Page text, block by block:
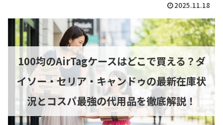
2025.11.18
100均のAirTagケースはどこで買える？ダ
イソー・セリア・キャンドゥの最新在庫状
況とコスパ最強の代用品を徹底解説！